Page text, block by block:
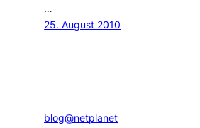
…
25. August 2010
blog@netplanet